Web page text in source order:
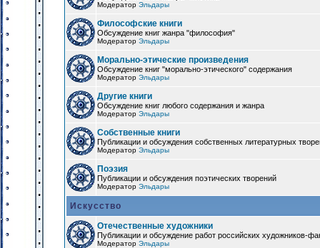
Модератор Эльдары
Философские книги
Обсуждение книг жанра "философия"
Модератор Эльдары
Морально-этические произведения
Обсуждение книг "морально-этического" содержания
Модератор Эльдары
Другие книги
Обсуждение книг любого содержания и жанра
Модератор Эльдары
Собственные книги
Публикации и обсуждения собственных литературных
Модератор Эльдары
Поэзия
Публикации и обсуждения поэтических творений
Модератор Эльдары
Искусство
Отечественные художники
Публикации и обсуждение работ российских художников-
Модератор Эльдары